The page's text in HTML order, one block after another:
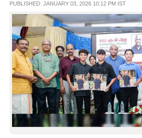
LIFESTYLE
SPIRITUAL
INFO+
ART
PUBLISHED: JANUARY 03, 2026 10:12 PM IST